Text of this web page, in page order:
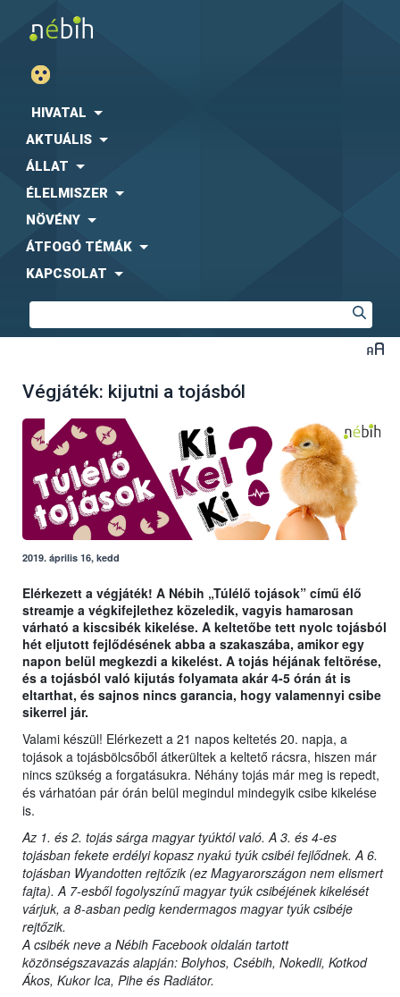
HIVATAL
AKTUÁLIS
ÁLLAT
ÉLELMISZER
NÖVÉNY
ÁTFOGÓ TÉMÁK
KAPCSOLAT
Végjáték: kijutni a tojásból
2019. április 16, kedd
Elérkezett a végjáték! A Nébih „Túlélő tojások” című élő
streamje a végkifejlethez közeledik, vagyis hamarosan
várható a kiscsibék kikelése. A keltetőbe tett nyolc tojásból
hét eljutott fejlődésének abba a szakaszába, amikor egy
napon belül megkezdi a kikelést. A tojás héjának feltörése,
és a tojásból való kijutás folyamata akár 4-5 órán át is
eltarthat, és sajnos nincs garancia, hogy valamennyi csibe
sikerrel jár.
Valami készül! Elérkezett a 21 napos keltetés 20. napja, a
tojások a tojásbölcsőből átkerültek a keltető rácsra, hiszen már
nincs szükség a forgatásukra. Néhány tojás már meg is repedt,
és várhatóan pár órán belül megindul mindegyik csibe kikelése
is.
Az 1. és 2. tojás sárga magyar tyúktól való. A 3. és 4-es
tojásban fekete erdélyi kopasz nyakú tyúk csibéi fejlődnek. A 6.
tojásban Wyandotten rejtőzik (ez Magyarországon nem elismert
fajta). A 7-esből fogolyszínű magyar tyúk csibéjének kikelését
várjuk, a 8-asban pedig kendermagos magyar tyúk csibéje
rejtőzik.
A csibék neve a Nébih Facebook oldalán tartott
közönségszavazás alapján: Bolyhos, Csébih, Nokedli, Kotkod
Ákos, Kukor Ica, Pihe és Radiátor.